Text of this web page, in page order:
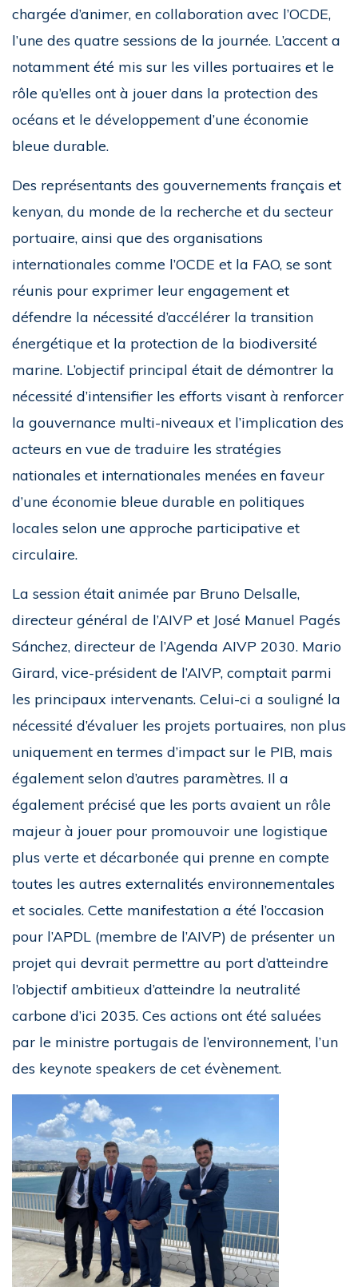
chargée d’animer, en collaboration avec l’OCDE,
l’une des quatre sessions de la journée. L’accent a
notamment été mis sur les villes portuaires et le
rôle qu’elles ont à jouer dans la protection des
océans et le développement d’une économie
bleue durable.
Des représentants des gouvernements français et
kenyan, du monde de la recherche et du secteur
portuaire, ainsi que des organisations
internationales comme l’OCDE et la FAO, se sont
réunis pour exprimer leur engagement et
défendre la nécessité d’accélérer la transition
énergétique et la protection de la biodiversité
marine. L’objectif principal était de démontrer la
nécessité d’intensifier les efforts visant à renforcer
la gouvernance multi-niveaux et l’implication des
acteurs en vue de traduire les stratégies
nationales et internationales menées en faveur
d’une économie bleue durable en politiques
locales selon une approche participative et
circulaire.
La session était animée par Bruno Delsalle,
directeur général de l’AIVP et José Manuel Pagés
Sánchez, directeur de l’Agenda AIVP 2030. Mario
Girard, vice-président de l’AIVP, comptait parmi
les principaux intervenants. Celui-ci a souligné la
nécessité d’évaluer les projets portuaires, non plus
uniquement en termes d’impact sur le PIB, mais
également selon d’autres paramètres. Il a
également précisé que les ports avaient un rôle
majeur à jouer pour promouvoir une logistique
plus verte et décarbonée qui prenne en compte
toutes les autres externalités environnementales
et sociales. Cette manifestation a été l’occasion
pour l’APDL (membre de l’AIVP) de présenter un
projet qui devrait permettre au port d’atteindre
l’objectif ambitieux d’atteindre la neutralité
carbone d’ici 2035. Ces actions ont été saluées
par le ministre portugais de l’environnement, l’un
des keynote speakers de cet évènement.